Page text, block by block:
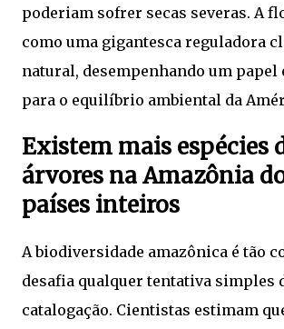
poderiam sofrer secas severas. A
como uma gigantesca reguladora
natural, desempenhando um papel
para o equilíbrio ambiental da
Existem mais espécies
árvores na Amazônia
países inteiros
A biodiversidade amazônica é tão
desafia qualquer tentativa simples
catalogação. Cientistas estimam